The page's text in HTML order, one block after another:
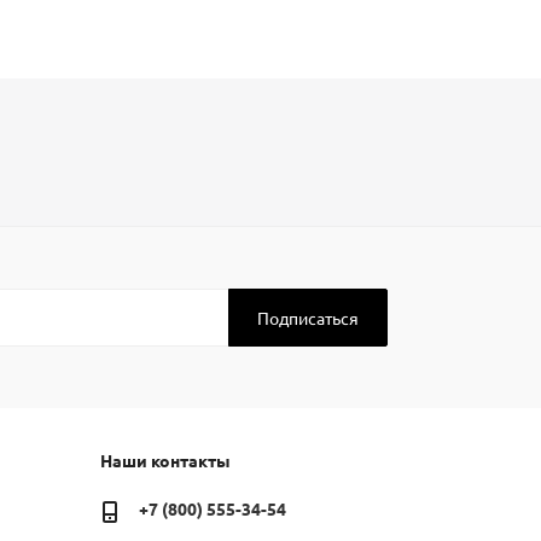
Наши контакты
+7 (800) 555-34-54